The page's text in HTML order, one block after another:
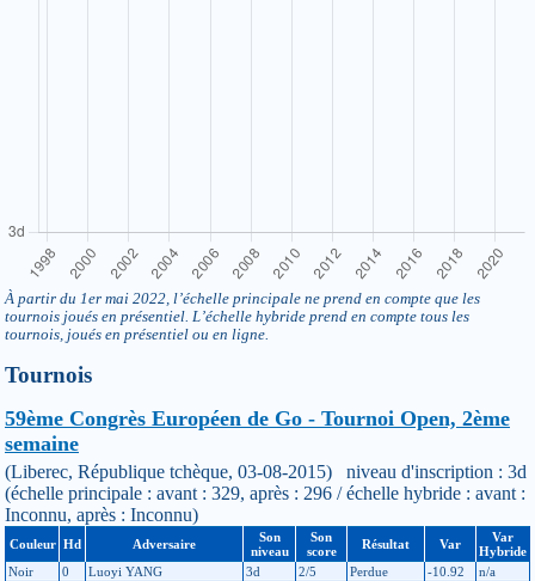
À partir du 1er mai 2022, l’échelle principale ne prend en compte que les
tournois joués en présentiel. L’échelle hybride prend en compte tous les
tournois, joués en présentiel ou en ligne.
Tournois
59ème Congrès Européen de Go - Tournoi Open, 2ème
semaine
(Liberec, République tchèque, 03-08-2015) niveau d'inscription : 3d
(échelle principale : avant : 329, après : 296 / échelle hybride : avant :
Inconnu, après : Inconnu)
Couleur Hd Adversaire
Son
niveau
Son
score
Résultat Var
Var
Hybride
Noir
0 Luoyi YANG 3d 2/5 Perdue -10.92
n/a